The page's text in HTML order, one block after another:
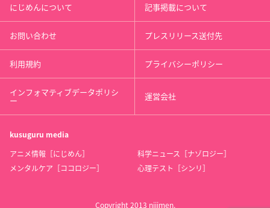
にじめんについて 記事掲載について
お問い合わせ プレスリリース送付先
利用規約 プライバシーポリシー
インフォマティブデータポリシ
ー 運営会社
kusuguru media
アニメ情報［にじめん］
科学ニュース［ナゾロジー］
メンタルケア［ココロジー］
心理テスト［シンリ］
Copyright 2013 nijimen.